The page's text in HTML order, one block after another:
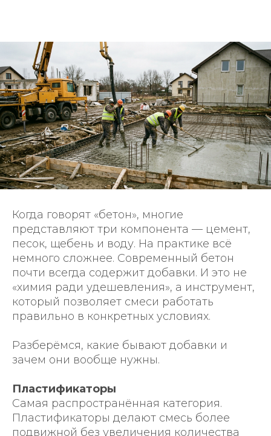
Когда говорят «бетон», многие
представляют три компонента — цемент,
песок, щебень и воду. На практике всё
немного сложнее. Современный бетон
почти всегда содержит добавки. И это не
«химия ради удешевления», а инструмент,
который позволяет смеси работать
правильно в конкретных условиях.
Разберёмся, какие бывают добавки и
зачем они вообще нужны.
Пластификаторы
Самая распространённая категория.
Пластификаторы делают смесь более
подвижной без увеличения количества